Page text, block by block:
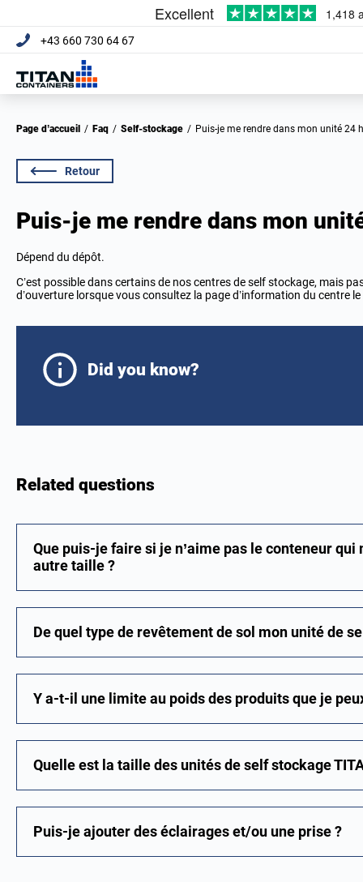
+43 660 730 64 67
Page d’accueil / Faq / Self-stockage / Puis-je me rendre dans mon unité 24
Retour
Puis-je me rendre dans mon
Dépend du dépôt.
C’est possible dans certains de nos centres de self stockage, mais
d’ouverture lorsque vous consultez la page d’information du centre
Did you know?
Related questions
Que puis-je faire si je n’aime pas le conteneur qui
autre taille ?
De quel type de revêtement de sol mon unité de
Y a-t-il une limite au poids des produits que je
Quelle est la taille des unités de self stockage
Puis-je ajouter des éclairages et/ou une prise ?